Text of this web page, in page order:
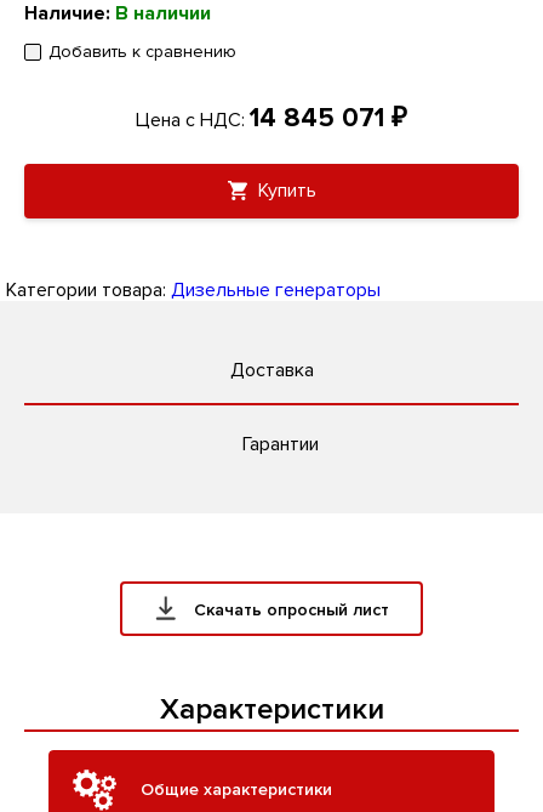
Наличие: В наличии
Добавить к сравнению
Цена с НДС: 14 845 071 ₽
Купить
Категории товара: Дизельные генераторы
Доставка
Гарантии
Скачать опросный лист
Характеристики
Общие характеристики